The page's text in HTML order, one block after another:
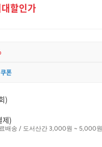
할인가
폰
)
제)
배송 / 도서산간 3,000원 ~ 5,000원